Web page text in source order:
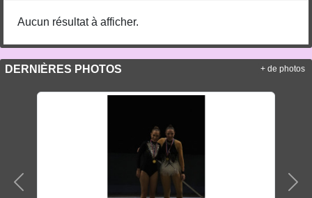
Aucun résultat à afficher.
DERNIÈRES PHOTOS
Précedent
+ de photos